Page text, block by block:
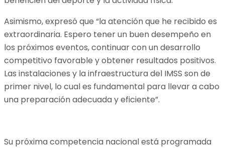
Asimismo, expresó que “la atención que he recibido es
extraordinaria. Espero tener un buen desempeño en
los próximos eventos, continuar con un desarrollo
competitivo favorable y obtener resultados positivos.
Las instalaciones y la infraestructura del IMSS son de
primer nivel, lo cual es fundamental para llevar a cabo
una preparación adecuada y eficiente”.
Su próxima competencia nacional está programada